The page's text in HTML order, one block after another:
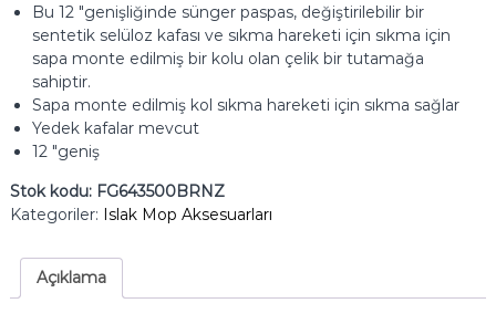
Bu 12 "genişliğinde sünger paspas, değiştirilebilir bir
sentetik selüloz kafası ve sıkma hareketi için sıkma için
sapa monte edilmiş bir kolu olan çelik bir tutamağa
sahiptir.
Sapa monte edilmiş kol sıkma hareketi için sıkma sağlar
Yedek kafalar mevcut
12 "geniş
Stok kodu: FG643500BRNZ
Kategoriler: Islak Mop Aksesuarları
Açıklama